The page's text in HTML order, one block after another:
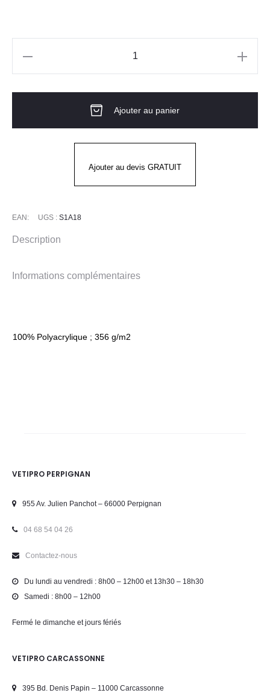
Hat
Ajouter au panier
Ajouter au devis GRATUIT
EAN: UGS : S1A18
Description
Informations complémentaires
100% Polyacrylique ; 356 g/m2
VETIPRO PERPIGNAN
955 Av. Julien Panchot – 66000 Perpignan
04 68 54 04 26
Contactez-nous
Du lundi au vendredi : 8h00 – 12h00 et 13h30 – 18h30
Samedi : 8h00 – 12h00
Fermé le dimanche et jours fériés
VETIPRO CARCASSONNE
395 Bd. Denis Papin – 11000 Carcassonne